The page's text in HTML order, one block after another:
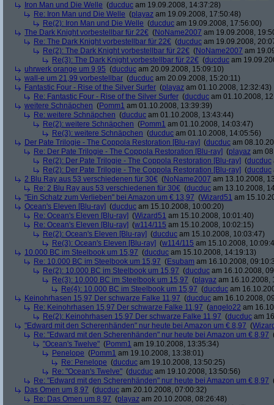
Iron Man und Die Welle (ducduc am 19.09.2008, 14:37:28)
Re: Iron Man und Die Welle (playaz am 19.09.2008, 17:50:48)
Re(2): Iron Man und Die Welle (ducduc am 19.09.2008, 17:56:00)
The Dark Knight vorbestellbar für 22€ (NoName2007 am 19.09.2008,
Re: The Dark Knight vorbestellbar für 22€ (ducduc am 19.09.2008,
Re(2): The Dark Knight vorbestellbar für 22€ (NoName2007 am
Re(3): The Dark Knight vorbestellbar für 22€ (ducduc am
uhrwerk orange um 9,95 (ducduc am 20.09.2008, 15:09:10)
wall-e um 21,99 vorbestellbar (ducduc am 20.09.2008, 15:20:11)
Fantastic Four - Rise of the Silver Surfer (playaz am 01.10.2008, 12:32:43)
Re: Fantastic Four - Rise of the Silver Surfer (ducduc am 01.10.2008,
weitere Schnäpchen (Pomm1 am 01.10.2008, 13:39:39)
Re: weitere Schnäpchen (ducduc am 01.10.2008, 13:43:44)
Re(2): weitere Schnäpchen (Pomm1 am 01.10.2008, 14:03:47)
Re(3): weitere Schnäpchen (ducduc am 01.10.2008, 14:05:56)
Der Pate Trilogie - The Coppola Restoration [Blu-ray] (ducduc am
Re: Der Pate Trilogie - The Coppola Restoration [Blu-ray] (playaz am
Re(2): Der Pate Trilogie - The Coppola Restoration [Blu-ray] (ducduc
Re(2): Der Pate Trilogie - The Coppola Restoration [Blu-ray] (ducduc
2 Blu Ray aus 53 verschiedenen für 30€ (NoName2007 am 13.10.2008,
Re: 2 Blu Ray aus 53 verschiedenen für 30€ (ducduc am 13.10.2008,
"Ein Schatz zum Verlieben" bei Amazon um € 13,97 (Wizard51 am
Ocean's Eleven [Blu-ray] (ducduc am 15.10.2008, 10:00:20)
Re: Ocean's Eleven [Blu-ray] (Wizard51 am 15.10.2008, 10:01:40)
Re: Ocean's Eleven [Blu-ray] (w114/115 am 15.10.2008, 10:02:15)
Re(2): Ocean's Eleven [Blu-ray] (ducduc am 15.10.2008, 10:03:47)
Re(3): Ocean's Eleven [Blu-ray] (w114/115 am 15.10.2008,
10.000 BC im Steelbook um 15,97 (ducduc am 15.10.2008, 14:19:13)
Re: 10.000 BC im Steelbook um 15,97 (Esubam am 16.10.2008,
Re(2): 10.000 BC im Steelbook um 15,97 (ducduc am 16.10.2008,
Re(3): 10.000 BC im Steelbook um 15,97 (playaz am 16.10.2008,
Re(4): 10.000 BC im Steelbook um 15,97 (ducduc am
Keinohrhasen 15,97 Der schwarze Falke 11,97 (ducduc am 16.10.2008,
Re: Keinohrhasen 15,97 Der schwarze Falke 11,97 (angelo22 am
Re(2): Keinohrhasen 15,97 Der schwarze Falke 11,97 (ducduc am
"Edward mit den Scherenhänden" nur heute bei Amazon um € 8,97 (
Re: "Edward mit den Scherenhänden" nur heute bei Amazon um € 8,97
"Ocean's Twelve" (Pomm1 am 19.10.2008, 13:35:34)
Penelope (Pomm1 am 19.10.2008, 13:38:01)
Re: Penelope (ducduc am 19.10.2008, 13:50:25)
Re: "Ocean's Twelve" (ducduc am 19.10.2008, 13:50:56)
Re: "Edward mit den Scherenhänden" nur heute bei Amazon um € 8,97
Das Omen um 8,97 (ducduc am 20.10.2008, 07:00:32)
Re: Das Omen um 8,97 (playaz am 20.10.2008, 08:26:48)